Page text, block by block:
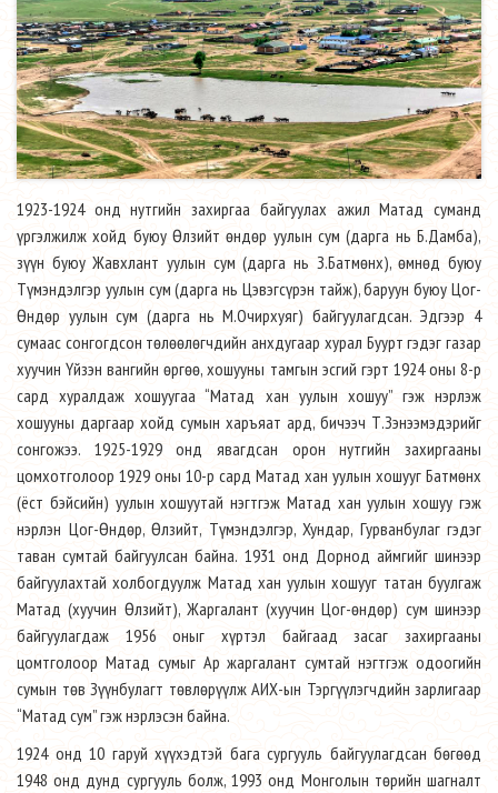
1923-1924 онд нутгийн захиргаа байгуулах ажил Матад суманд
үргэлжилж хойд буюу Өлзийт өндөр уулын сум (дарга нь Б.Дамба),
зүүн буюу Жавхлант уулын сум (дарга нь З.Батмөнх), өмнөд буюу
Түмэндэлгэр уулын сум (дарга нь Цэвэгсүрэн тайж), баруун буюу Цог-
Өндөр уулын сум (дарга нь М.Очирхуяг) байгуулагдсан. Эдгээр 4
сумаас сонгогдсон төлөөлөгчдийн анхдугаар хурал Буурт гэдэг газар
хуучин Үйзэн вангийн өргөө, хошууны тамгын эсгий гэрт 1924 оны 8-р
сард хуралдаж хошуугаа “Матад хан уулын хошуу” гэж нэрлэж
хошууны даргаар хойд сумын харъяат ард, бичээч Т.Зэнээмэдэрийг
сонгожээ. 1925-1929 онд явагдсан орон нутгийн захиргааны
цомхотголоор 1929 оны 10-р сард Матад хан уулын хошууг Батмөнх
(ёст бэйсийн) уулын хошуутай нэгтгэж Матад хан уулын хошуу гэж
нэрлэн Цог-Өндөр, Өлзийт, Түмэндэлгэр, Хундар, Гурванбулаг гэдэг
таван сумтай байгуулсан байна. 1931 онд Дорнод аймгийг шинээр
байгуулахтай холбогдуулж Матад хан уулын хошууг татан буулгаж
Матад (хуучин Өлзийт), Жаргалант (хуучин Цог-өндөр) сум шинээр
байгуулагдаж 1956 оныг хүртэл байгаад засаг захиргааны
цомтголоор Матад сумыг Ар жаргалант сумтай нэгтгэж одоогийн
сумын төв Зүүнбулагт төвлөрүүлж АИХ-ын Тэргүүлэгчдийн зарлигаар
“Матад сум” гэж нэрлэсэн байна.
1924 онд 10 гаруй хүүхэдтэй бага сургууль байгуулагдсан бөгөөд
1948 онд дунд сургууль болж, 1993 онд Монголын төрийн шагналт